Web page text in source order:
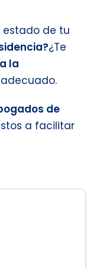
estado de tu
¿Te
la
de
a facilitar